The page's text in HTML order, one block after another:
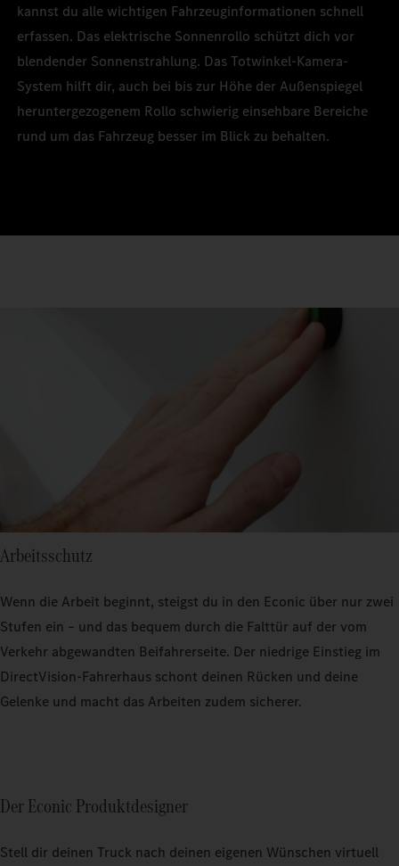
kannst du alle wichtigen Fahrzeuginformationen schnell
erfassen. Das elektrische Sonnenrollo schützt dich vor
blendender Sonnenstrahlung. Das Totwinkel-Kamera-
System hilft dir, auch bei bis zur Höhe der Außenspiegel
heruntergezogenem Rollo schwierig einsehbare Bereiche
rund um das Fahrzeug besser im Blick zu behalten.
Arbeitsschutz
Wenn die Arbeit beginnt, steigst du in den Econic über nur zwei
Stufen ein – und das bequem durch die Falttür auf der vom
Verkehr abgewandten Beifahrerseite. Der niedrige Einstieg im
DirectVision-Fahrerhaus schont deinen Rücken und deine
Gelenke und macht das Arbeiten zudem sicherer.
Der Econic Produktdesigner
Stell dir deinen Truck nach deinen eigenen Wünschen virtuell